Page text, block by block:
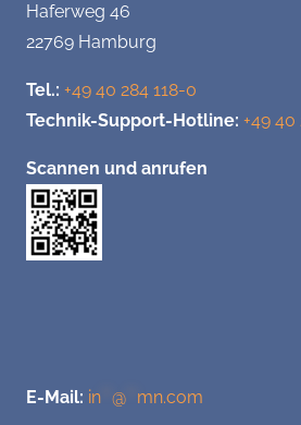
Haferweg 46
22769 Hamburg
Tel.: +49 40 284 118-0
Technik-Support-Hotline: +49 40
Scannen und anrufen
E-Mail: in @ mn.com